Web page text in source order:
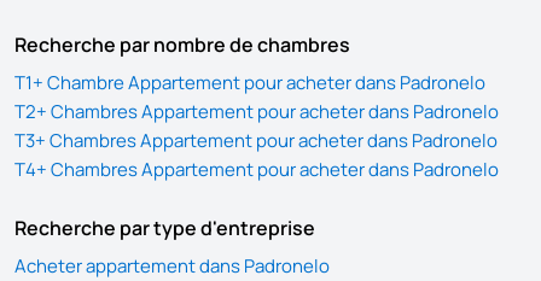
Recherche par nombre de chambres
T1+ Chambre Appartement pour acheter dans Padronelo
T2+ Chambres Appartement pour acheter dans Padronelo
T3+ Chambres Appartement pour acheter dans Padronelo
T4+ Chambres Appartement pour acheter dans Padronelo
Recherche par type d'entreprise
Acheter appartement dans Padronelo